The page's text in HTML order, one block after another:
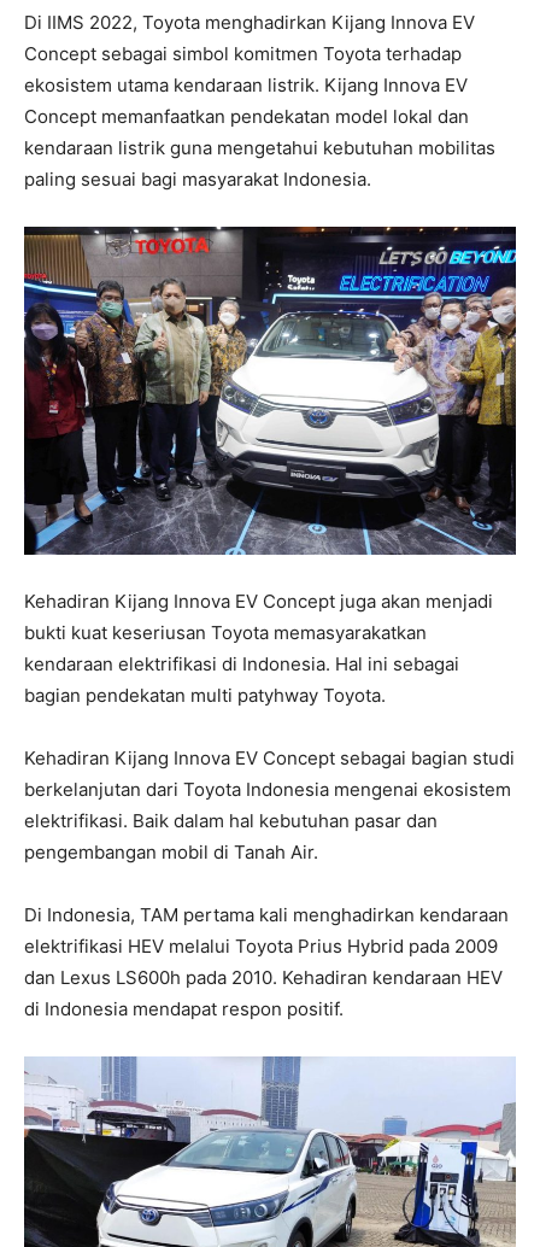
Di IIMS 2022, Toyota menghadirkan Kijang Innova EV
Concept sebagai simbol komitmen Toyota terhadap
ekosistem utama kendaraan listrik. Kijang Innova EV
Concept memanfaatkan pendekatan model lokal dan
kendaraan listrik guna mengetahui kebutuhan mobilitas
paling sesuai bagi masyarakat Indonesia.
Kehadiran Kijang Innova EV Concept juga akan menjadi
bukti kuat keseriusan Toyota memasyarakatkan
kendaraan elektrifikasi di Indonesia. Hal ini sebagai
bagian pendekatan multi patyhway Toyota.
Kehadiran Kijang Innova EV Concept sebagai bagian studi
berkelanjutan dari Toyota Indonesia mengenai ekosistem
elektrifikasi. Baik dalam hal kebutuhan pasar dan
pengembangan mobil di Tanah Air.
Di Indonesia, TAM pertama kali menghadirkan kendaraan
elektrifikasi HEV melalui Toyota Prius Hybrid pada 2009
dan Lexus LS600h pada 2010. Kehadiran kendaraan HEV
di Indonesia mendapat respon positif.